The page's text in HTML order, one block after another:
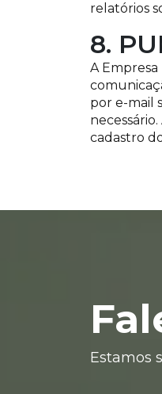
relatórios
8.
A
por e-mail
cadastro
Estamos